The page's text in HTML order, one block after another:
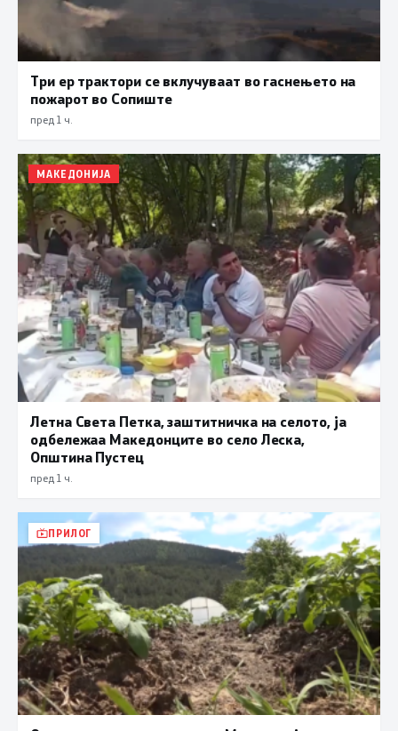
Три ер трактори се вклучуваат во гаснењето на
пожарот во Сопиште
пред 1 ч.
МАКЕДОНИЈА
Летна Света Петка, заштитничка на селото, ја
одбележаа Македонците во село Леска,
Општина Пустец
пред 1 ч.
ПРИЛОГ